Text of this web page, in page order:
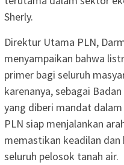
Sherly.
Direktur Utama PLN,
menyampaikan bahwa
primer bagi seluruh
karenanya, sebagai
yang diberi mandat
PLN siap menjalankan
memastikan keadilan
seluruh pelosok tanah air.